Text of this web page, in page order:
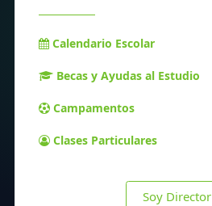
Calendario Escolar
Becas y Ayudas al Estudio
Campamentos
Clases Particulares
Soy Director